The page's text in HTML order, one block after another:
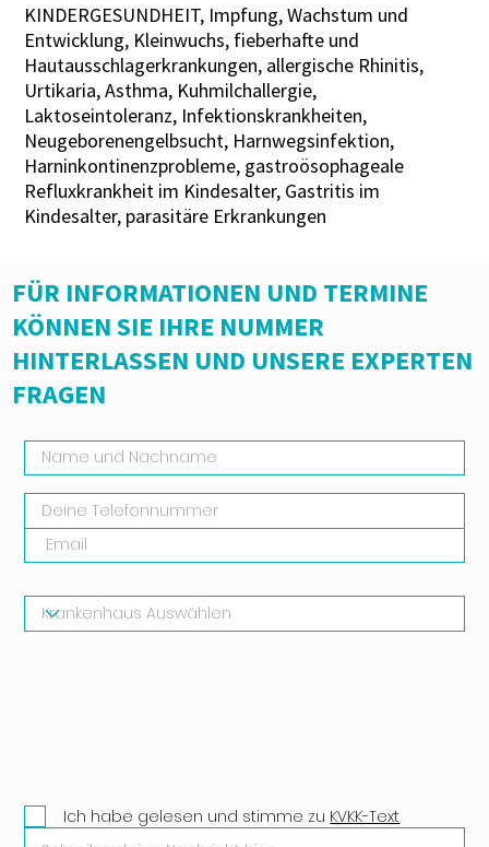
FÜR INFORMATIONEN UND TERMINE
KÖNNEN SIE IHRE NUMMER
HINTERLASSEN UND UNSERE EXPERTEN
FRAGEN
Ich habe gelesen und stimme zu KVKK-Text
KINDERGESUNDHEIT, Impfung, Wachstum und
Entwicklung, Kleinwuchs, fieberhafte und
Hautausschlagerkrankungen, allergische Rhinitis,
Urtikaria, Asthma, Kuhmilchallergie,
Laktoseintoleranz, Infektionskrankheiten,
Neugeborenengelbsucht, Harnwegsinfektion,
Harninkontinenzprobleme, gastroösophageale
Refluxkrankheit im Kindesalter, Gastritis im
Kindesalter, parasitäre Erkrankungen